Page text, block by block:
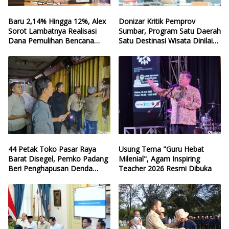
Baru 2,14% Hingga 12%, Alex
Sorot Lambatnya Realisasi
Dana Pemulihan Bencana
Donizar Kritik Pemprov
Sumbar, Program Satu Daerah
Satu Destinasi Wisata Dinilai
44 Petak Toko Pasar Raya
Barat Disegel, Pemko Padang
Beri Penghapusan Denda
Usung Tema "Guru Hebat
Milenial", Agam Inspiring
Teacher 2026 Resmi Dibuka